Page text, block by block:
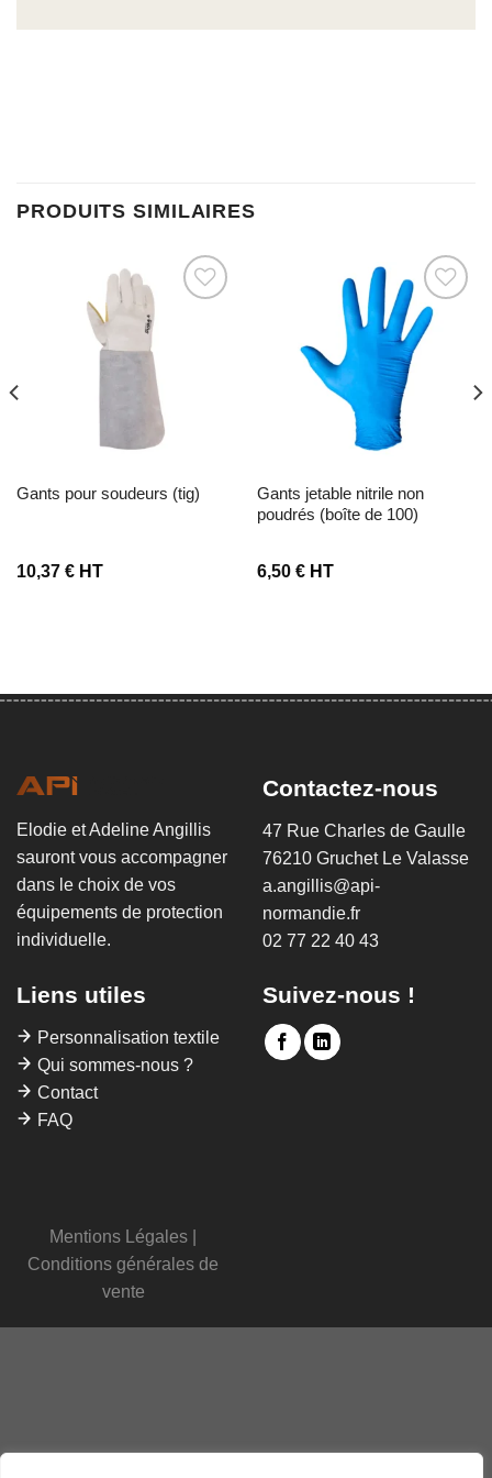
PRODUITS SIMILAIRES
Ajouter à la liste d’envies
gants pour soudeurs (tig)
10,37 €HT
Ajouter à la liste d’envies
gants jetable nitrile non
poudrés (boîte de 100)
6,50 €HT
Elodie et Adeline Angillis
sauront vous accompagner
dans le choix de vos
équipements de protection
individuelle.
Contactez-nous
47 Rue Charles de Gaulle
76210 Gruchet Le Valasse
a.angillis@api-
normandie.fr
02 77 22 40 43
Liens utiles
Personnalisation textile
Qui sommes-nous ?
Contact
FAQ
Suivez-nous !
Mentions Légales
Conditions générales de
vente